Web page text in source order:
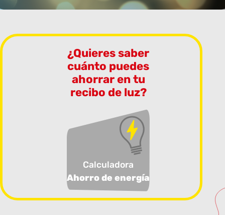
¿Quieres saber
cuánto puedes
ahorrar en tu
recibo de luz?
Calculadora
Ahorro de energía